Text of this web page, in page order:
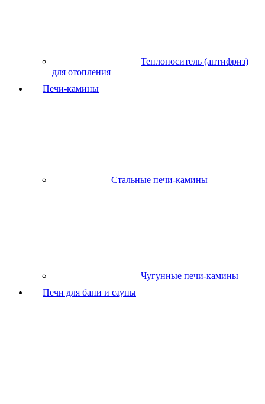
Теплоноситель (антифриз)
для отопления
Печи-камины
Стальные печи-камины
Чугунные печи-камины
Печи для бани и сауны